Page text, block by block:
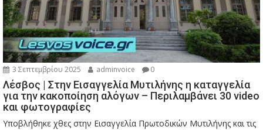
3 Σεπτεμβρίου 2025 adminvoice 0
Λέσβος | Στην Εισαγγελία Μυτιλήνης η καταγγελία
για την κακοποίηση αλόγων – Περιλαμβάνει 30 video
και φωτογραφίες
Υποβλήθηκε χθες στην Εισαγγελία Πρωτοδικών Μυτιλήνης και τις